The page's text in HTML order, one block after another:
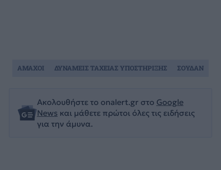
Ακολουθήστε το onalert.gr στο Google
News και μάθετε πρώτοι όλες τις ειδήσεις
για την άμυνα.
ΑΜΑΧΟΙ ΔΥΝΑΜΕΙΣ ΤΑΧΕΙΑΣ ΥΠΟΣΤΗΡΙΞΗΣ ΣΟΥΔΑΝ